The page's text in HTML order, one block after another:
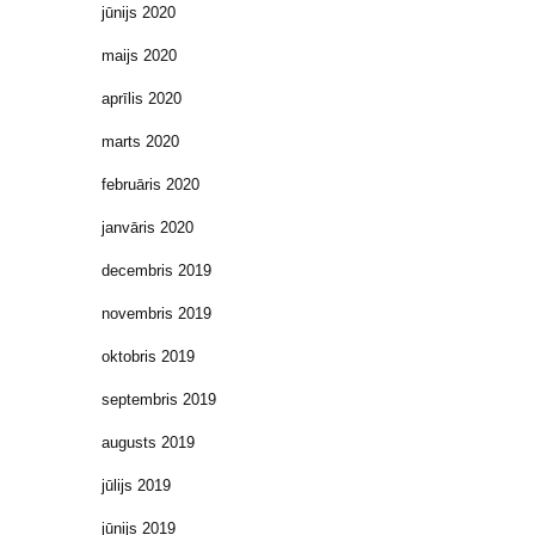
jūnijs 2020
maijs 2020
aprīlis 2020
marts 2020
februāris 2020
janvāris 2020
decembris 2019
novembris 2019
oktobris 2019
septembris 2019
augusts 2019
jūlijs 2019
jūnijs 2019